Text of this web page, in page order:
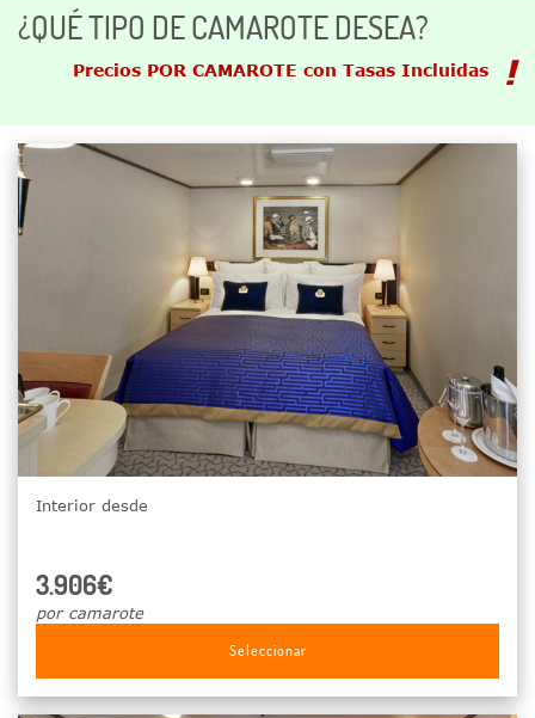
¿QUÉ TIPO DE CAMAROTE DESEA?
Precios POR CAMAROTE con Tasas Incluidas
Interior desde
3.906€
por camarote
Seleccionar